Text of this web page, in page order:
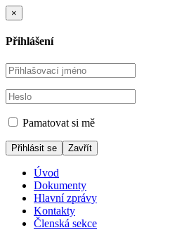
×
Přihlášení
Pamatovat si mě
Zavřít
Úvod
Dokumenty
Hlavní zprávy
Kontakty
Členská sekce